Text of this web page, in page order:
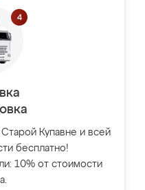
Купавне и всей
бесплатно!
10% от стоимости